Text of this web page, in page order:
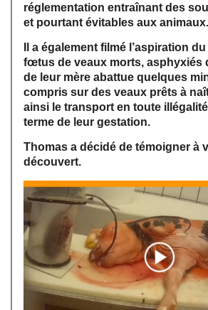
réglementation entraînant des
et pourtant évitables aux animaux.
Il a également filmé l’aspiration
fœtus de veaux morts, asphyxiés
de leur mère abattue quelques
compris sur des veaux prêts à
ainsi le transport en toute
terme de leur gestation.
Thomas a décidé de témoigner à
découvert.